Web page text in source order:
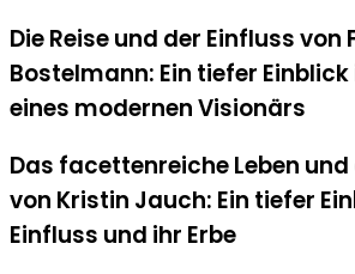
Die Reise und der Einfluss von
Bostelmann: Ein tiefer Einblick
eines modernen Visionärs
Das facettenreiche Leben
von Kristin Jauch: Ein tiefer
Einfluss und ihr Erbe